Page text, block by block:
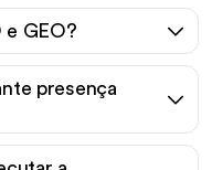
e GEO?
presença